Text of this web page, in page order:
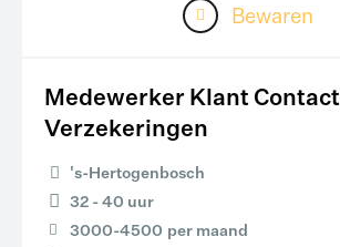
Bewaren
Medewerker Klant Contact
Verzekeringen
's-Hertogenbosch
32 - 40 uur
3000-4500 per maand